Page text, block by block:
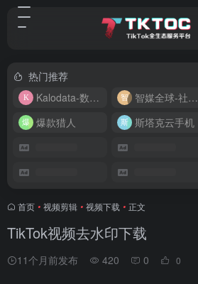
热门推荐
Kalodata-数据分析平台
智媒全球-社媒管理平台
爆款猎人
斯塔克云手机
首页 • 视频剪辑 • 视频下载 • 正文
TikTok视频去水印下载
11个月前发布 420 0 0